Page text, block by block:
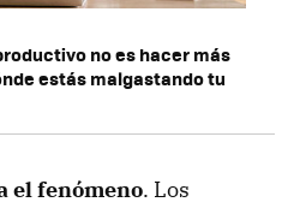
no es hacer más
estás malgastando tu
el fenómeno. Los